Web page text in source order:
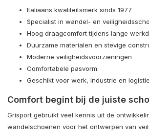
Italiaans kwaliteitsmerk sinds 1977
Specialist in wandel- en
Hoog draagcomfort tijdens lange
Duurzame materialen en stevige
Moderne veiligheidsvoorzieningen
Comfortabele pasvorm
Geschikt voor werk, industrie en
Comfort begint bij de juiste
Grisport gebruikt veel kennis uit de
wandelschoenen voor het ontwerpen van